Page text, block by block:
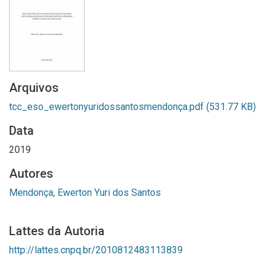
Arquivos
tcc_eso_ewertonyuridossantosmendonça.pdf (531.77 KB)
Data
2019
Autores
Mendonça, Ewerton Yuri dos Santos
Lattes da Autoria
http://lattes.cnpq.br/2010812483113839